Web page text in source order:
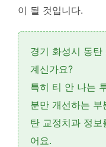
이 될 것입니다.
경기 화성시 동탄
계신가요?
특히 티 안 나는
분만 개선하는 부
탄 교정치과 정
어요.